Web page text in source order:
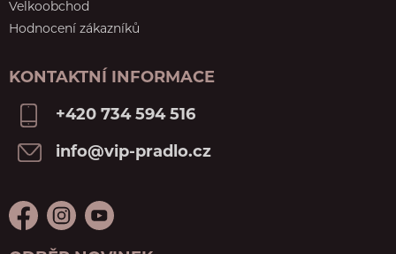
Velkoobchod
Hodnocení zákazníků
KONTAKTNÍ INFORMACE
+420 734 594 516
info@vip-pradlo.cz